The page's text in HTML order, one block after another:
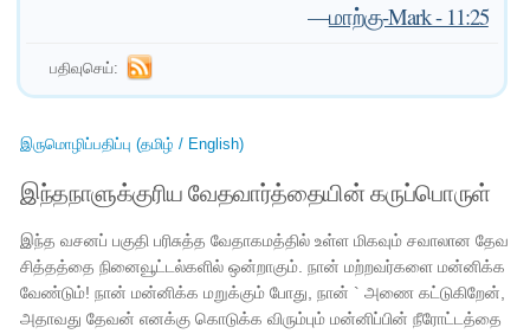
—மாற்கு-Mark - 11:25
பதிவுசெய்:
இருமொழிப்பதிப்பு (தமிழ் / English)
இந்தநாளுக்குரிய வேதவார்த்தையின் கருப்பொருள்
இந்த வசனப் பகுதி பரிசுத்த வேதாகமத்தில் உள்ள மிகவும் சவாலான தேவ
சித்தத்தை நினைவூட்டல்களில் ஒன்றாகும். நான் மற்றவர்களை மன்னிக்க
வேண்டும்! நான் மன்னிக்க மறுக்கும் போது, ​​நான் ` அணை கட்டுகிறேன்,
அதாவது தேவன் எனக்கு கொடுக்க விரும்பும் மன்னிப்பின் நீரோட்டத்தை